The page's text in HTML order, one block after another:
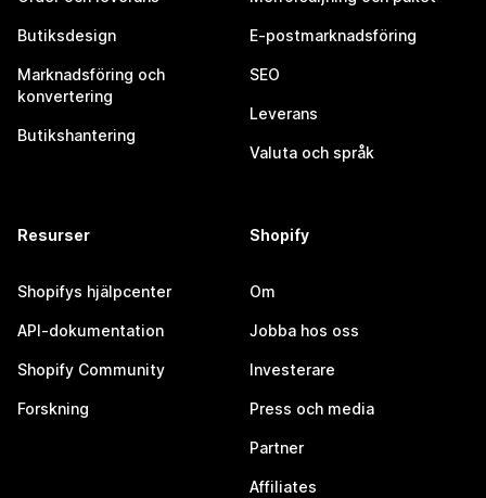
Butiksdesign
Marknadsföring och
konvertering
Butikshantering
E-postmarknadsföring
SEO
Leverans
Valuta och språk
Resurser
Shopifys hjälpcenter
API-dokumentation
Shopify Community
Forskning
Shopify
Om
Jobba hos oss
Investerare
Press och media
Partner
Affiliates